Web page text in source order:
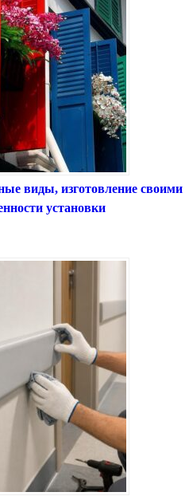
виды, изготовление своими
установки